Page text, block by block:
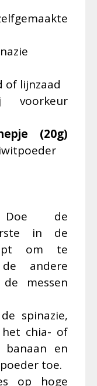
of lijnzaad
(20g)
de
in de
om te
andere
messen
spinazie,
het chia- of
banaan en
toe.
op hoge